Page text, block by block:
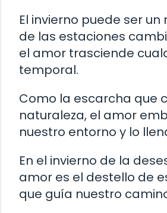
El invierno puede ser
de las estaciones
el amor trasciende
temporal.
Como la escarcha que
naturaleza, el amor
nuestro entorno y lo
En el invierno de la
amor es el destello de
que guía nuestro